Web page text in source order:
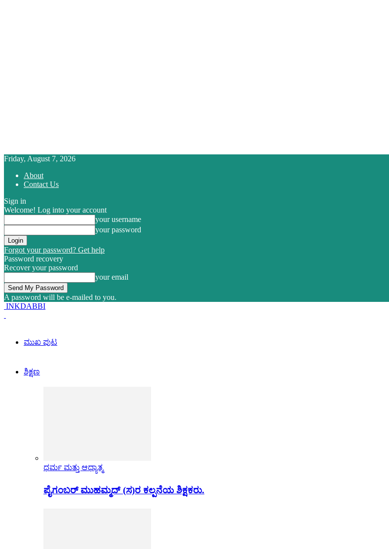
Friday, August 7, 2026
About
Contact Us
Sign in
Welcome! Log into your account
your username
your password
Forgot your password? Get help
Password recovery
Recover your password
your email
A password will be e-mailed to you.
INKDABBI
ಮುಖ ಪುಟ
ಶಿಕ್ಷಣ
ಧರ್ಮ ಮತ್ತು ಆಧ್ಯಾತ್ಮ
ಪೈಗಂಬರ್ ಮುಹಮ್ಮದ್ (ಸ)ರ ಕಲ್ಪನೆಯ ಶಿಕ್ಷಕರು.